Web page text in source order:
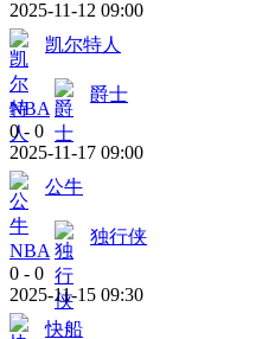
2025-11-12 09:00
凯尔特人
NBA
爵士
0 - 0
2025-11-17 09:00
公牛
NBA
独行侠
0 - 0
2025-11-15 09:30
快船